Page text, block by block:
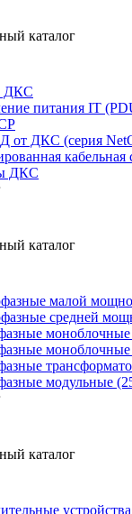
каталог
ДКС
питания IT
ДКС (серия
кабельная
ДКС
каталог
малой
средней
модульные
каталог